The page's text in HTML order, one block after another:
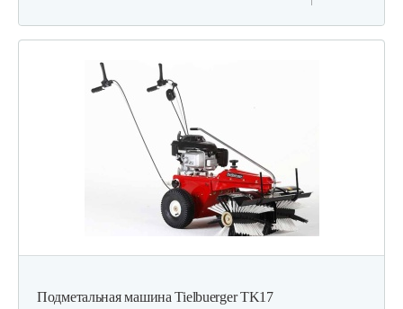
Подметальная машина Tielbuerger TK17